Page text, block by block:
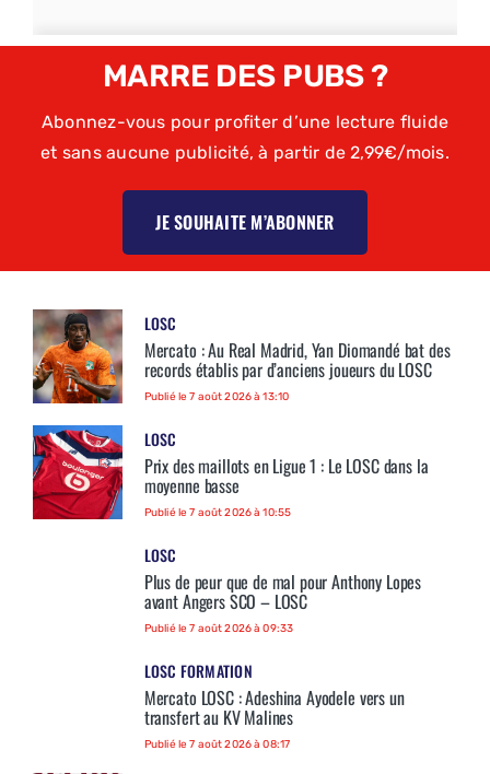
MARRE DES PUBS ?
Abonnez-vous pour profiter d’une lecture fluide
et sans aucune publicité, à partir de 2,99€/mois.
JE SOUHAITE M’ABONNER
LOSC
Mercato : Au Real Madrid, Yan Diomandé bat des
records établis par d’anciens joueurs du LOSC
Publié le 7 août 2026 à 13:10
LOSC
Prix des maillots en Ligue 1 : Le LOSC dans la
moyenne basse
Publié le 7 août 2026 à 10:55
LOSC
Plus de peur que de mal pour Anthony Lopes
avant Angers SCO – LOSC
Publié le 7 août 2026 à 09:33
LOSC FORMATION
Mercato LOSC : Adeshina Ayodele vers un
transfert au KV Malines
Publié le 7 août 2026 à 08:17